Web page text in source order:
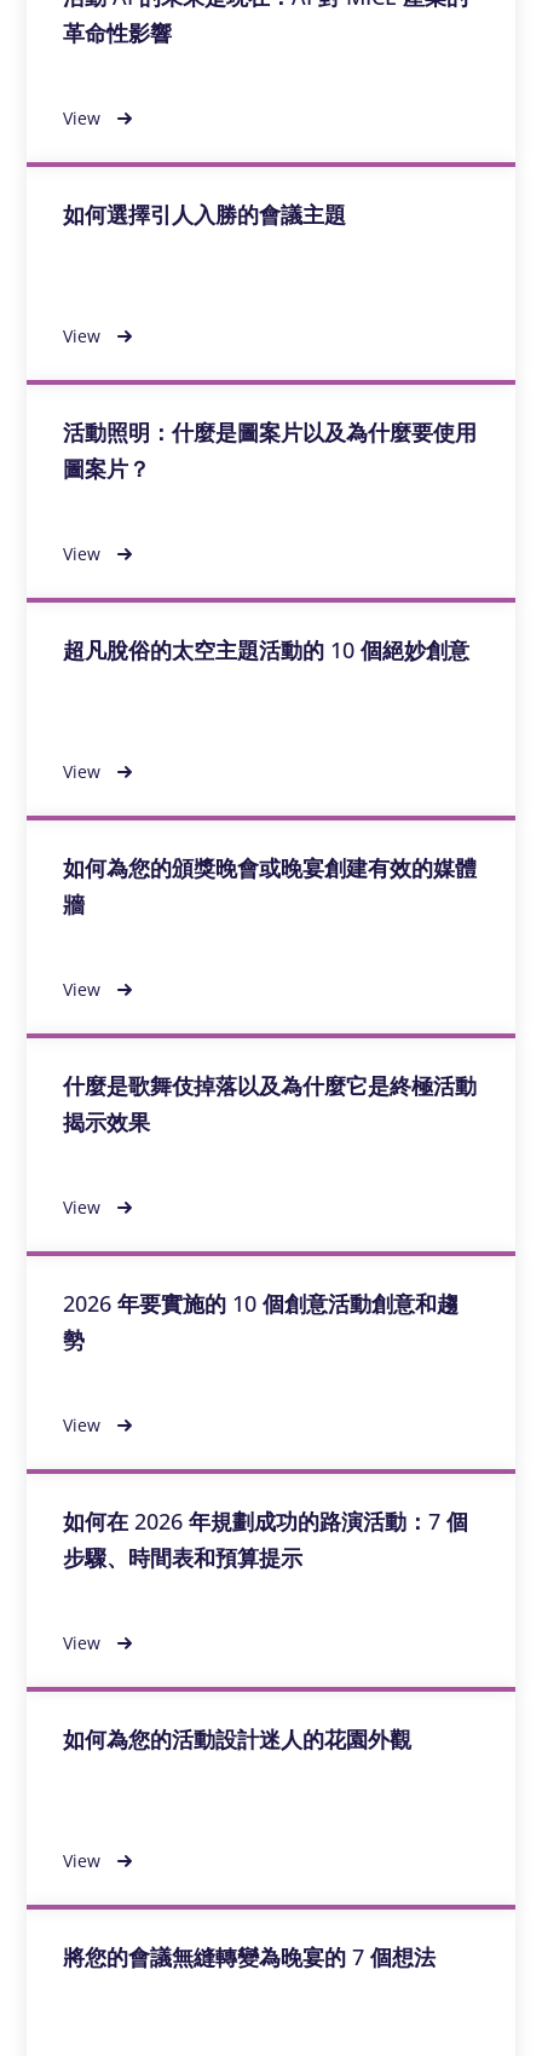
革命性影響
View
如何選擇引人入勝的會議主題
View
活動照明：什麼是圖案片以及為什麼要使用
圖案片？
View
超凡脫俗的太空主題活動的 10 個絕妙創意
View
如何為您的頒獎晚會或晚宴創建有效的媒體
牆
View
什麼是歌舞伎掉落以及為什麼它是終極活動
揭示效果
View
2026 年要實施的 10 個創意活動創意和趨
勢
View
如何在 2026 年規劃成功的路演活動：7 個
步驟、時間表和預算提示
View
如何為您的活動設計迷人的花園外觀
View
將您的會議無縫轉變為晚宴的 7 個想法